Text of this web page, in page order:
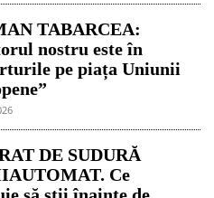
TABARCEA:
nostru este în
pe piața Uniunii
DE SUDURĂ
Ce